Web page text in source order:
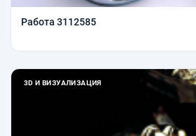
Работа 3112585
3D И ВИЗУАЛИЗАЦИЯ